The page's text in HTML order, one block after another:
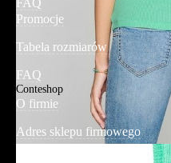
FAQ
Promocje
Tabela rozmiarów
FAQ
Conteshop
O firmie
Adres sklepu firmowego